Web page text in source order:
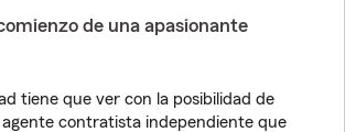
de una apasionante
tiene que ver con la posibilidad de
contratista independiente que